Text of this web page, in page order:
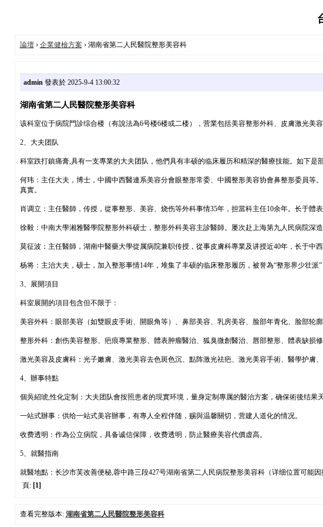
論壇› 企業健檢方案 › 湖南省第二人民醫院整形美容科
admin發表於 2025-9-4 13:00:32
湖南省第二人民醫院整形美容科
该科室位于病院門診综合楼（有說法為6号楼6楼或二楼），营業包括美容整形外科、皮膚激光美
2、大夫团队
科室跌打鎮痛膏,具有一支專業的大夫团队，他們具有丰硕的临床履历和精深的醫療技能。如下是
何玮：主任大夫，博士，中國中西醫連系美容分會眼整形常委、中國整形美容协會鼻整形委員
真實。
肖调立：主任醫師，传授，從事整形、美容、烧伤等外科事情35年，担當科主任10余年。长于體
徐毅：中南大學湘雅醫學院整形外科硕士，整形外科美容主診醫師。屡次赴上海第九人民病院深
莫征波：主任醫師，湖南中醫藥大學從属病院兼职传授，從事皮膚科專業及讲授近40年，长于中
杨将：主治大夫，硕士，加入整形事情14年，堆集了丰硕的临床整形履历，被誉為“整形界少壮派
3、展開項目
科室展開的項目包含但不限于：
美容外科：眼部美容（如雙眼皮手術、開眼角等）、鼻部美容、乳房美容、脸部年青化、脸部轮廓
整形外科：創伤美容整形、疤痕專業整形、體表肿瘤醫治、狐臭微創醫治、唇部整形、體表缺损
激光美容及皮膚科：光子嫩膚、激光美容去色斑色沉、點阵激光祛疤、激光美容手術、醫學护膚
4、辦事特點
個吳紹琥,性化定制：大夫团队會按照患者的現實环境，量身定制專属的醫治方案，确保術後结果
一站式辦事：供给一站式美容辦事，有專人全程伴随，赐與温馨關切，营建人道化的情况。
收费透明：作為公立病院，具备诚信保障，收费透明，防止醫療美容代價虚高。
5、就醫指南
就醫地點：长沙市芙改善便秘,蓉中路三段427号湖南省第二人民病院整形美容科（详细位置可能
頁: [1]
查看完整版本: 湖南省第二人民醫院整形美容科